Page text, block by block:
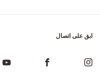
ابق على اتصال